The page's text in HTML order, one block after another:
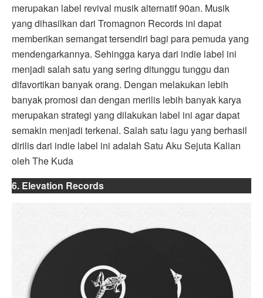
merupakan label revival musik alternatif 90an. Musik
yang dihasilkan dari Tromagnon Records ini dapat
memberikan semangat tersendiri bagi para pemuda yang
mendengarkannya. Sehingga karya dari indie label ini
menjadi salah satu yang sering ditunggu tunggu dan
difavortikan banyak orang. Dengan melakukan lebih
banyak promosi dan dengan merilis lebih banyak karya
merupakan strategi yang dilakukan label ini agar dapat
semakin menjadi terkenal. Salah satu lagu yang berhasil
dirilis dari indie label ini adalah Satu Aku Sejuta Kalian
oleh The Kuda
6. Elevation Records